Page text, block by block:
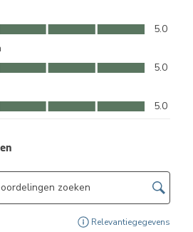
5.0
5.0 van 5
5.0
5.0
zoeken per regio
Relevantiegegevens